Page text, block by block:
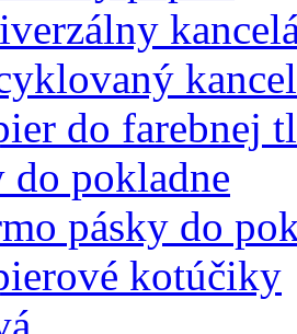
do farebnej
do pokladne
pásky do
kotúčiky